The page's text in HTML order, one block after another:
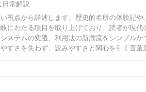
日常解説
視点から詳述します。歴史的名所の体験記
にわたる項目を取り上げており、読者が現
ステムの変遷、利用法の新潮流をシンプル
すさを失わず、読みやすさと関心を引く言葉